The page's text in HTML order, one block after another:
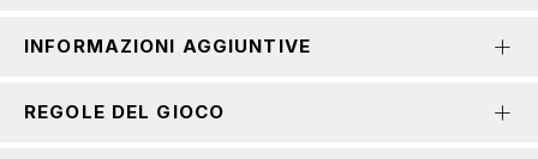
INFORMAZIONI AGGIUNTIVE
REGOLE DEL GIOCO